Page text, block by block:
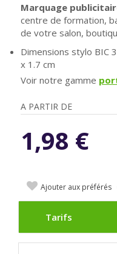
Marquage
centre de formation,
de votre salon,
Dimensions stylo BIC
x 1.7 cm
Voir notre gamme
A PARTIR DE
1,98 €
Ajouter aux préférés
Tarifs